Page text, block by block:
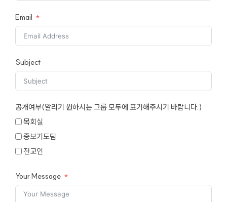
Email
Subject
공개여부(알리기 원하시는 그룹 모두에 표기해주시기 바랍니다.)
목회실
중보기도팀
전교인
Your Message